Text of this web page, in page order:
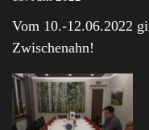
Vom 10.-12.06.2022
Zwischenahn!